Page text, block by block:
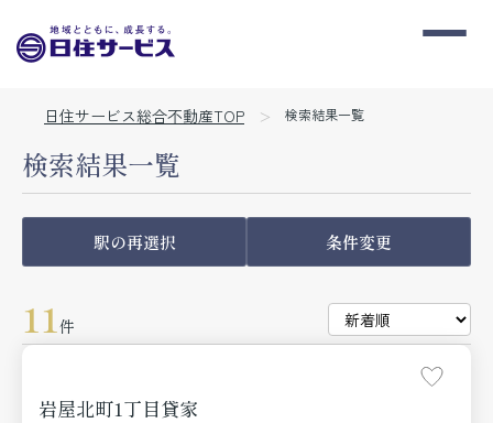
日住サービス総合不動産TOP 検索結果一覧
検索結果一覧
駅の再選択 条件変更
11件
岩屋北町1丁目貸家